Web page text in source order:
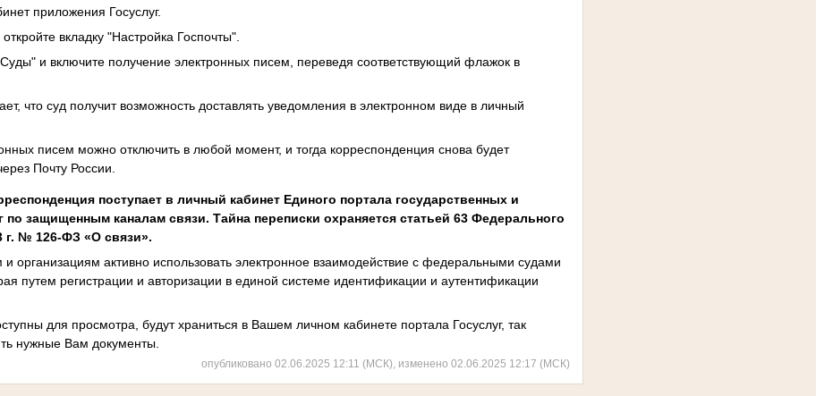
приложения Госуслуг.
вкладку "Настройка Госпочты".
и включите получение электронных писем, переведя соответствующий флажок в
что суд получит возможность доставлять уведомления в электронном виде в личный
писем можно отключить в любой момент, и тогда корреспонденция снова будет
Почту России.
поступает в личный кабинет Единого портала государственных и
по защищенным каналам связи. Тайна переписки охраняется статьей 63 Федерального
г. № 126-ФЗ «О связи».
организациям активно использовать электронное взаимодействие с федеральными судами
путем регистрации и авторизации в единой системе идентификации и аутентификации
для просмотра, будут храниться в Вашем личном кабинете портала Госуслуг, так
нужные Вам документы.
опубликовано 02.06.2025 12:11 (МСК), изменено 02.06.2025 12:17 (МСК)